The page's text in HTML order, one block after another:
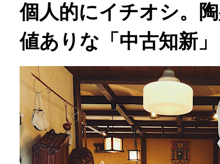
個人的にイチオシ。
値ありな「中古知新」